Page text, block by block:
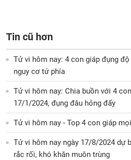
Tin cũ hơn
Tử vi hôm nay: 4 con giáp đụng
nguy cơ tứ phía
Tử vi hôm nay: Chia buồn với 4
17/1/2024, đụng đâu hỏng đấy
Tử vi hôm nay - Top 4 con giáp
Tử vi hôm nay ngày 17/8/2024 dự
rắc rối, khó khăn muôn trùng